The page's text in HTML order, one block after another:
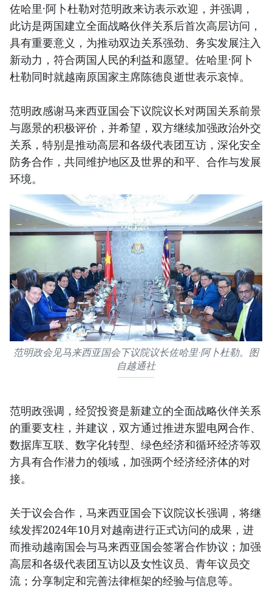
佐哈里·阿卜杜勒对范明政来访表示欢迎，并强调，
此访是两国建立全面战略伙伴关系后首次高层访问，
具有重要意义，为推动双边关系强劲、务实发展注入
新动力，符合两国人民的利益和愿望。佐哈里·阿卜
杜勒同时就越南原国家主席陈德良逝世表示哀悼。
范明政感谢马来西亚国会下议院议长对两国关系前景
与愿景的积极评价，并希望，双方继续加强政治外交
关系，特别是推动高层和各级代表团互访，深化安全
防务合作，共同维护地区及世界的和平、合作与发展
环境。
范明政会见马来西亚国会下议院议长佐哈里·阿卜杜勒。图
自越通社
范明政强调，经贸投资是新建立的全面战略伙伴关系
的重要支柱，并建议，双方通过推进东盟电网合作、
数据库互联、数字化转型、绿色经济和循环经济等双
方具有合作潜力的领域，加强两个经济经济体的对
接。
关于议会合作，马来西亚国会下议院议长强调，将继
续发挥2024年10月对越南进行正式访问的成果，进
而推动越南国会与马来西亚国会签署合作协议；加强
高层和各级代表团互访以及女性议员、青年议员交
流；分享制定和完善法律框架的经验与信息等。